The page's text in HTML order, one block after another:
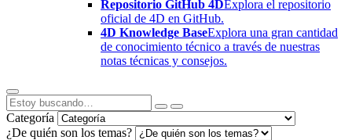
Repositorio GitHub 4DExplora el repositorio
oficial de 4D en GitHub.
4D Knowledge BaseExplora una gran cantidad
de conocimiento técnico a través de nuestras
notas técnicas y consejos.
Categoría
¿De quién son los temas?